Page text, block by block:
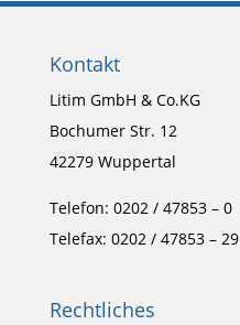
Kontakt
Litim GmbH & Co.KG
Bochumer Str. 12
42279 Wuppertal
Telefon: 0202 / 47853 – 0
Telefax: 0202 / 47853 – 29
Rechtliches